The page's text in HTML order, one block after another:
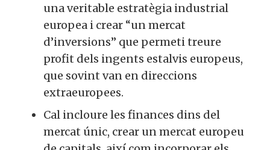
una veritable estratègia industrial
europea i crear “un mercat
d’inversions” que permeti treure
profit dels ingents estalvis europeus,
que sovint van en direccions
extraeuropees.
Cal incloure les finances dins del
mercat únic, crear un mercat europeu